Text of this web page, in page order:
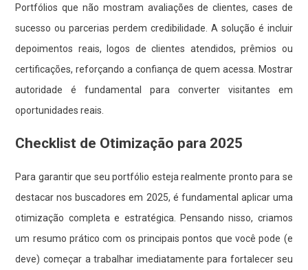
Portfólios que não mostram avaliações de clientes, cases de
sucesso ou parcerias perdem credibilidade. A solução é incluir
depoimentos reais, logos de clientes atendidos, prêmios ou
certificações, reforçando a confiança de quem acessa. Mostrar
autoridade é fundamental para converter visitantes em
oportunidades reais.
Checklist de Otimização para 2025
Para garantir que seu portfólio esteja realmente pronto para se
destacar nos buscadores em 2025, é fundamental aplicar uma
otimização completa e estratégica. Pensando nisso, criamos
um resumo prático com os principais pontos que você pode (e
deve) começar a trabalhar imediatamente para fortalecer seu